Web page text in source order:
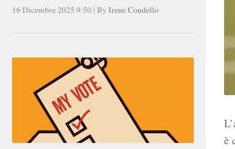
è
16 Dicembre 2025 9:50 | By Irene Condello